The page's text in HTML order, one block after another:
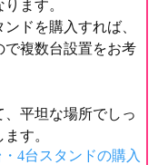
ます。
ドを購入すれば、
複数台設置をお考
平坦な場所でしっ
す。
4台スタンドの購入